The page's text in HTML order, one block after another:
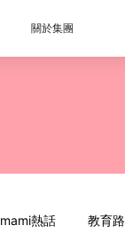
關於集團
mami熱話 教育路